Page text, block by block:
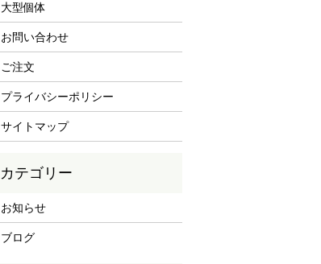
大型個体
お問い合わせ
ご注文
プライバシーポリシー
サイトマップ
お知らせ
ブログ